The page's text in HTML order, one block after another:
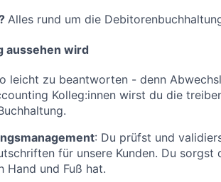
Alles rund um die
aussehen wird
leicht zu beantworten - denn
Kolleg:innen wirst du die
: Du prüfst und
für unsere Kunden. Du sorgst
Hand und Fuß hat.